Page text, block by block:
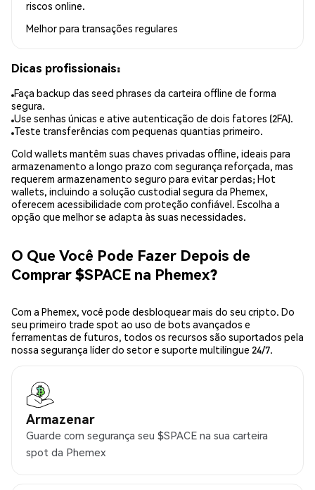
riscos online.
Melhor para transações regulares
Dicas profissionais:
Faça backup das seed phrases da carteira offline de forma
segura.
Use senhas únicas e ative autenticação de dois fatores (2FA).
Teste transferências com pequenas quantias primeiro.
Cold wallets mantêm suas chaves privadas offline, ideais para
armazenamento a longo prazo com segurança reforçada, mas
requerem armazenamento seguro para evitar perdas; Hot
wallets, incluindo a solução custodial segura da Phemex,
oferecem acessibilidade com proteção confiável. Escolha a
opção que melhor se adapta às suas necessidades.
O Que Você Pode Fazer Depois de
Comprar $SPACE na Phemex?
Com a Phemex, você pode desbloquear mais do seu cripto. Do
seu primeiro trade spot ao uso de bots avançados e
ferramentas de futuros, todos os recursos são suportados pela
nossa segurança líder do setor e suporte multilíngue 24/7.
Armazenar
Guarde com segurança seu $SPACE na sua carteira
spot da Phemex